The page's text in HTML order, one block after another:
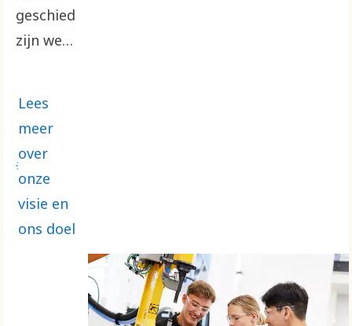
geschiedenis
zijn we
ontwikkelen
Lees
meer
over
onze
visie en
ons doel